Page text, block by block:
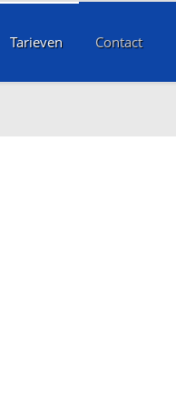
Tarieven Contact